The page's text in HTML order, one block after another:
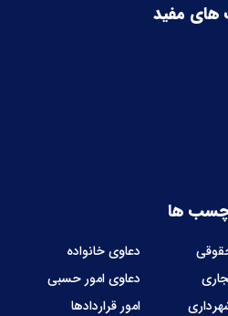
های مفید
ها
دعاوی خانواده
دعاوی امور حسبی
امور قراردادها